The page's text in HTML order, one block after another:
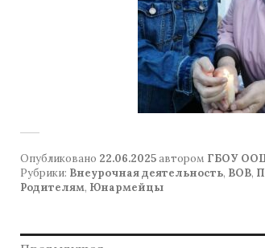
Опубликовано 22.06.2025автором ГБОУ
Рубрики: Внеурочная деятельность, ВОВ,
Родителям, Юнармейцы